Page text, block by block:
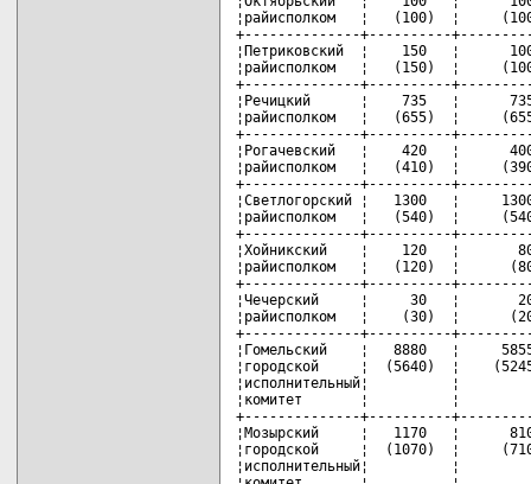
¦райисполком   ¦   (100)  ¦
+--------------+----------
¦Петриковский  ¦    150   ¦
¦райисполком   ¦   (150)  ¦
+--------------+----------
¦Речицкий      ¦    735   ¦
¦райисполком   ¦   (655)  ¦
+--------------+----------
¦Рогачевский   ¦    420   ¦
¦райисполком   ¦   (410)  ¦
+--------------+----------
¦Светлогорский ¦   1300
¦райисполком   ¦   (540)  ¦
+--------------+----------
¦Хойникский    ¦    120   ¦
¦райисполком   ¦   (120)  ¦
+--------------+----------
¦Чечерский     ¦     30   ¦
¦райисполком   ¦    (30)  ¦
+--------------+----------
¦Гомельский    ¦   8880   ¦
¦городской     ¦  (5640)  ¦
¦исполнительный¦
¦комитет       ¦          ¦
+--------------+----------
¦Мозырский     ¦   1170   ¦
¦городской     ¦  (1070)  ¦
¦исполнительный¦